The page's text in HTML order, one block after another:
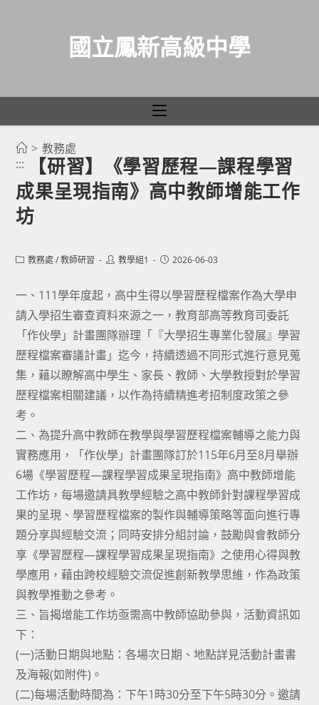
國立鳳新高級中學
> 教務處
:::
【研習】《學習歷程—課程學習
成果呈現指南》高中教師增能工作
坊
Post教務處 / 教師研習
Post教學組1
Post2026-06-03
一、111學年度起，高中生得以學習歷程檔案作為大學申
請入學招生審查資料來源之一，教育部高等教育司委託
「作伙學」計畫團隊辦理「『大學招生專業化發展』學習
歷程檔案審議計畫」迄今，持續透過不同形式進行意見蒐
集，藉以瞭解高中學生、家長、教師、大學教授對於學習
歷程檔案相關建議，以作為持續精進考招制度政策之參
考。
二、為提升高中教師在教學與學習歷程檔案輔導之能力與
實務應用，「作伙學」計畫團隊訂於115年6月至8月舉辦
6場《學習歷程—課程學習成果呈現指南》高中教師增能
工作坊，每場邀請具教學經驗之高中教師針對課程學習成
果的呈現、學習歷程檔案的製作與輔導策略等面向進行專
題分享與經驗交流；同時安排分組討論，鼓勵與會教師分
享《學習歷程—課程學習成果呈現指南》之使用心得與教
學應用，藉由跨校經驗交流促進創新教學思維，作為政策
與教學推動之參考。
三、旨揭增能工作坊亟需高中教師協助參與，活動資訊如
下：
(一)活動日期與地點：各場次日期、地點詳見活動計畫書
及海報(如附件)。
(二)每場活動時間為：下午1時30分至下午5時30分。邀請